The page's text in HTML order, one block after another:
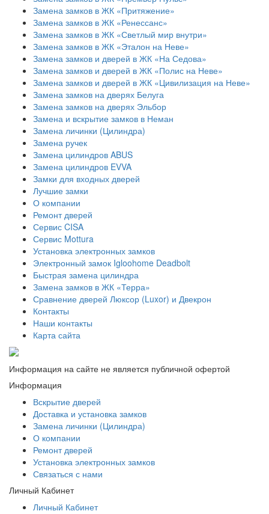
Замена замков в ЖК «Притяжение»
Замена замков в ЖК «Ренессанс»
Замена замков в ЖК «Светлый мир внутри»
Замена замков в ЖК «Эталон на Неве»
Замена замков и дверей в ЖК «На Седова»
Замена замков и дверей в ЖК «Полис на Неве»
Замена замков и дверей в ЖК «Цивилизация на Неве»
Замена замков на дверях Белуга
Замена замков на дверях Эльбор
Замена и вскрытие замков в Неман
Замена личинки (Цилиндра)
Замена ручек
Замена цилиндров ABUS
Замена цилиндров EVVA
Замки для входных дверей
Лучшие замки
О компании
Ремонт дверей
Сервис CISA
Сервис Mottura
Установка электронных замков
Электронный замок Igloohome Deadbolt
​Быстрая замена цилиндра
Замена замков в ЖК «Терра»
Сравнение дверей Люксор (Luxor) и Двекрон
Контакты
Наши контакты
Карта сайта
Информация на сайте не является публичной офертой
Информация
Вскрытие дверей
Доставка и установка замков
Замена личинки (Цилиндра)
О компании
Ремонт дверей
Установка электронных замков
Связаться с нами
Личный Кабинет
Личный Кабинет